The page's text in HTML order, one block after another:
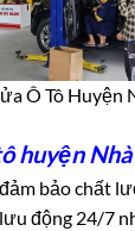
Ô Tô Huyện
huyện
bảo chất
động 24/7